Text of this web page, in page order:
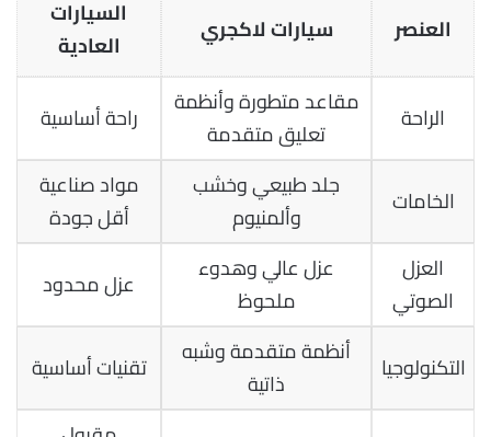
العنصر سيارات لاكجري
السيارات
العادية
الراحة
مقاعد متطورة وأنظمة
تعليق متقدمة
راحة أساسية
الخامات
جلد طبيعي وخشب
وألمنيوم
مواد صناعية
أقل جودة
العزل
الصوتي
عزل عالي وهدوء
ملحوظ
عزل محدود
التكنولوجيا
أنظمة متقدمة وشبه
ذاتية
تقنيات أساسية